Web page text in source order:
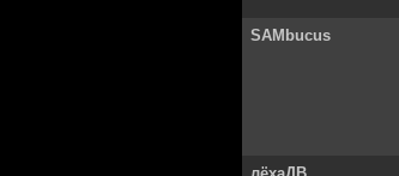
SAMbucus